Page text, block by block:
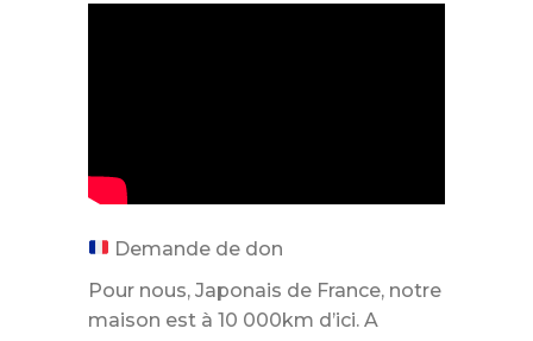
Demande de don
Pour nous, Japonais de France, notre
maison est à 10 000km d’ici. A